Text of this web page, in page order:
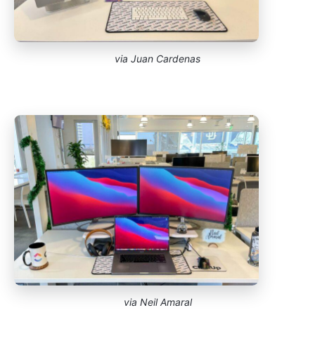
via Juan Cardenas
via Neil Amaral